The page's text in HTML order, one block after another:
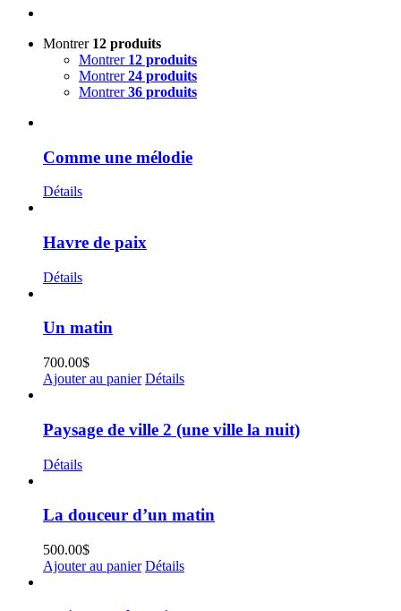
Montrer 12 produits
Montrer 12 produits
Montrer24 produits
Montrer36 produits
Comme une mélodie
Détails
Havre de paix
Détails
Un matin
700.00$
Ajouter au panier Détails
Paysage de ville 2 (une ville la nuit)
Détails
La douceur d’un matin
500.00$
Ajouter au panier Détails